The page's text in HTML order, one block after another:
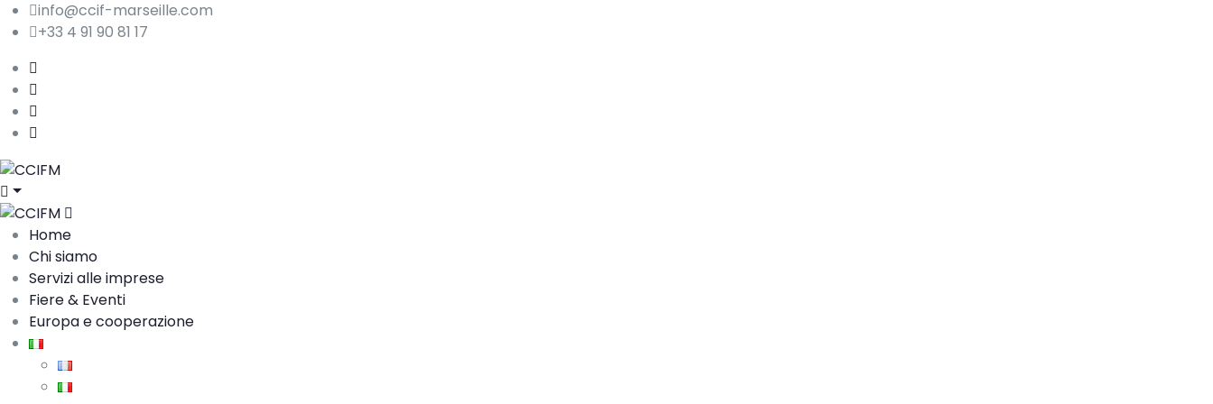
info@ccif-marseille.com
+33 4 91 90 81 17
Home
Chi siamo
Servizi alle imprese
Fiere & Eventi
Europa e cooperazione